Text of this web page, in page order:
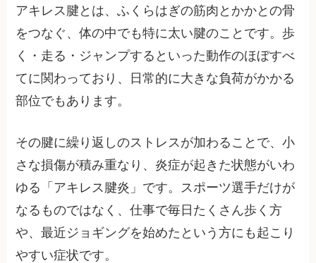
アキレス腱とは、ふくらはぎの筋肉とかかとの骨
をつなぐ、体の中でも特に太い腱のことです。歩
く・走る・ジャンプするといった動作のほぼすべ
てに関わっており、日常的に大きな負荷がかかる
部位でもあります。
その腱に繰り返しのストレスが加わることで、小
さな損傷が積み重なり、炎症が起きた状態がいわ
ゆる「アキレス腱炎」です。スポーツ選手だけが
なるものではなく、仕事で毎日たくさん歩く方
や、最近ジョギングを始めたという方にも起こり
やすい症状です。